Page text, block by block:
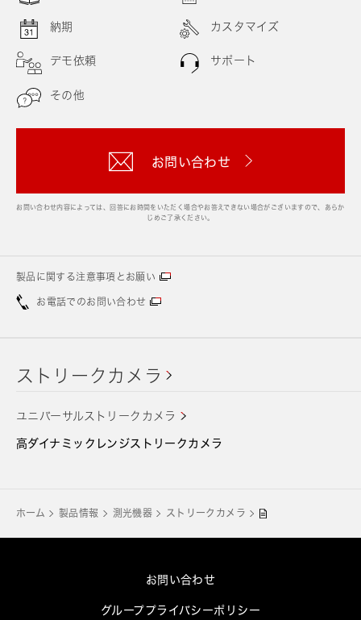
納期 カスタマイズ
デモ依頼 サポート
その他
お問い合わせ
お問い合わせ内容によっては、回答にお時間をいただく場合やお答えできない場合がございますので、あらか
じめご了承ください。
製品に関する注意事項とお願い
お電話でのお問い合わせ
ストリークカメラ
ユニバーサルストリークカメラ
高ダイナミックレンジストリークカメラ
ホーム 製品情報 測光機器 ストリークカメラ
お問い合わせ
グループプライバシーポリシー